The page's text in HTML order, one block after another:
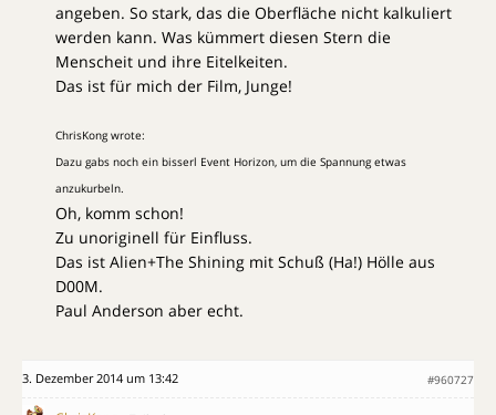
angeben. So stark, das die Oberfläche nicht kalkuliert
werden kann. Was kümmert diesen Stern die
Menscheit und ihre Eitelkeiten.
Das ist für mich der Film, Junge!
ChrisKong wrote:
Dazu gabs noch ein bisserl Event Horizon, um die Spannung etwas
anzukurbeln.
Oh, komm schon!
Zu unoriginell für Einfluss.
Das ist Alien+The Shining mit Schuß (Ha!) Hölle aus
D00M.
Paul Anderson aber echt.
3. Dezember 2014 um 13:42 #960727